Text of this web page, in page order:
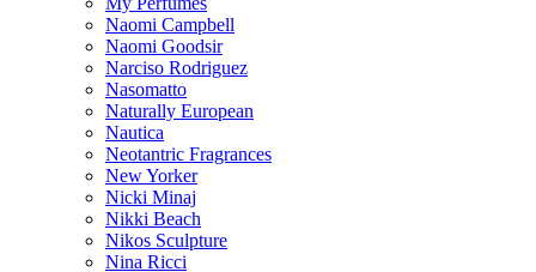
Naomi Campbell
Naomi Goodsir
Narciso Rodriguez
Nasomatto
Naturally European
Nautica
Neotantric Fragrances
New Yorker
Nicki Minaj
Nikki Beach
Nikos Sculpture
Nina Ricci